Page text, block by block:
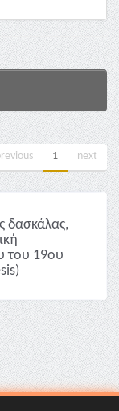
1 next
δασκάλας,
του 19ου